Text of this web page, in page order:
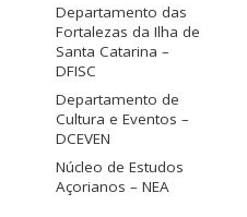
Departamento das
Fortalezas da Ilha de
Santa Catarina –
DFISC
Departamento de
Cultura e Eventos –
DCEVEN
Núcleo de Estudos
Açorianos – NEA